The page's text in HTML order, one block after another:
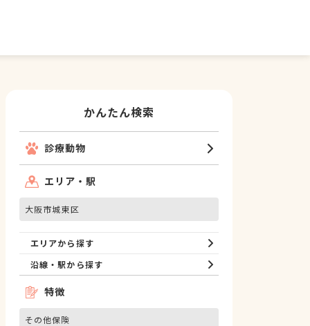
かんたん検索
診療動物
エリア・駅
大阪市城東区
エリアから探す
沿線・駅から探す
特徴
その他保険